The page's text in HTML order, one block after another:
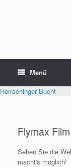
Menü
Herrschinger Bucht
Flymax Film
Sehen Sie die
macht's möglich!